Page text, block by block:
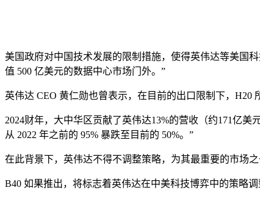
美国政府对中国技术发展的限制措施，使得英伟达等美国
值 500 亿美元的数据中心市场门外。”
英伟达 CEO 黄仁勋也曾表示，在目前的出口限制下，H20
2024财年，大中华区贡献了英伟达13%的营收（约171亿
从 2022 年之前的 95% 暴跌至目前的 50%。”
在此背景下，英伟达不得不调整策略，为其最重要的市场
B40 如果推出，将标志着英伟达在中美科技博弈中的策略